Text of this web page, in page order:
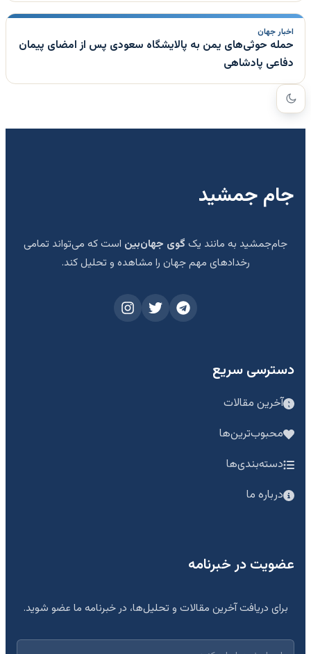
اخبار جهان
حمله حوثی‌های یمن به پالایشگاه سعودی پس از امضای پیمان
دفاعی پادشاهی
جام جمشید
جام‌جمشید به مانند یک گوی جهان‌بین است که می‌تواند تمامی
رخدادهای مهم جهان را مشاهده و تحلیل کند.
دسترسی سریع
آخرین مقالات
محبوب‌ترین‌ها
دسته‌بندی‌ها
درباره ما
عضویت در خبرنامه
برای دریافت آخرین مقالات و تحلیل‌ها، در خبرنامه ما عضو شوید.